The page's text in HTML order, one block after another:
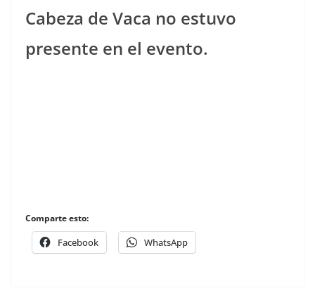
Cabeza de Vaca no estuvo
presente en el evento.
Comparte esto:
Facebook WhatsApp